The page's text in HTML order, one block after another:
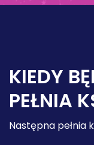
KIEDY
PEŁNIA
Następna pełnia